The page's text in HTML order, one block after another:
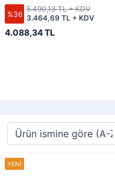
%36
4.088,34 TL
3.464,69 TL + KDV
5.490,13 TL + KDV